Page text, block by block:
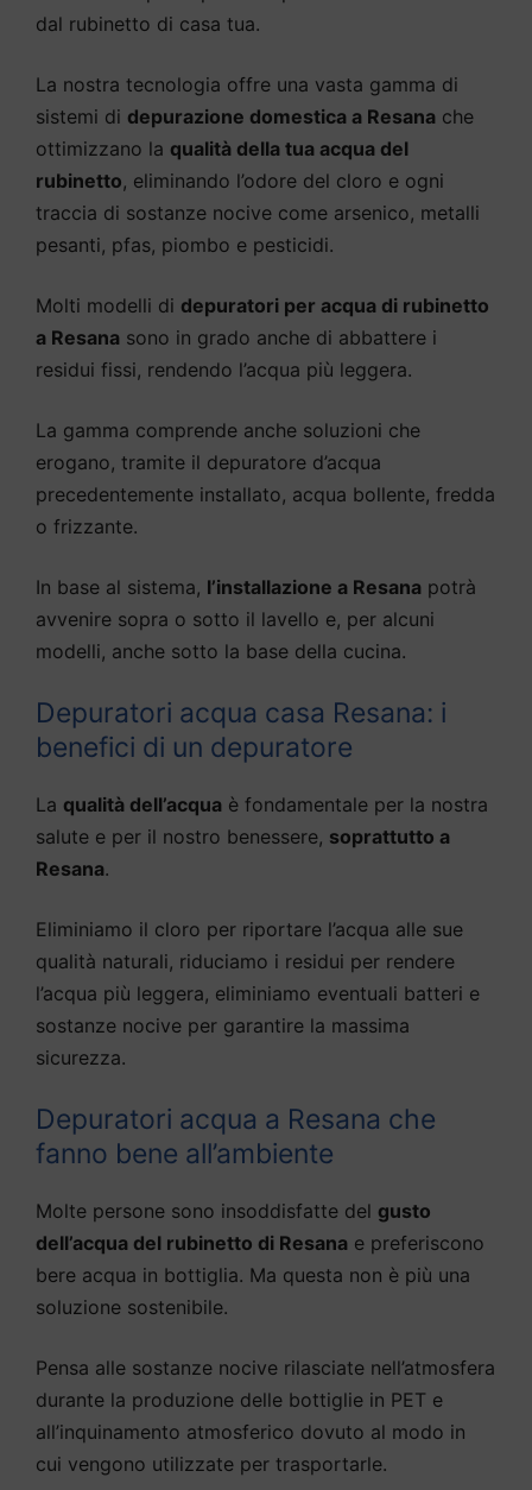
dal rubinetto di casa tua.
La nostra tecnologia offre una vasta gamma di
sistemi di depurazione domestica a Resana che
ottimizzano la qualità della tua acqua del
rubinetto, eliminando l’odore del cloro e ogni
traccia di sostanze nocive come arsenico, metalli
pesanti, pfas, piombo e pesticidi.
Molti modelli di depuratori per acqua di rubinetto
a Resana sono in grado anche di abbattere i
residui fissi, rendendo l’acqua più leggera.
La gamma comprende anche soluzioni che
erogano, tramite il depuratore d’acqua
precedentemente installato, acqua bollente, fredda
o frizzante.
In base al sistema, l’installazione a Resana potrà
avvenire sopra o sotto il lavello e, per alcuni
modelli, anche sotto la base della cucina.
Depuratori acqua casa Resana: i
benefici di un depuratore
La qualità dell’acqua è fondamentale per la nostra
salute e per il nostro benessere, soprattutto a
Resana.
Eliminiamo il cloro per riportare l’acqua alle sue
qualità naturali, riduciamo i residui per rendere
l’acqua più leggera, eliminiamo eventuali batteri e
sostanze nocive per garantire la massima
sicurezza.
Depuratori acqua a Resana che
fanno bene all’ambiente
Molte persone sono insoddisfatte del gusto
dell’acqua del rubinetto di Resana e preferiscono
bere acqua in bottiglia. Ma questa non è più una
soluzione sostenibile.
Pensa alle sostanze nocive rilasciate nell’atmosfera
durante la produzione delle bottiglie in PET e
all’inquinamento atmosferico dovuto al modo in
cui vengono utilizzate per trasportarle.